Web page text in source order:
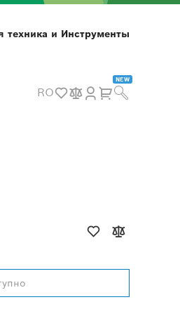
техника и Инструменты
RO
NEW